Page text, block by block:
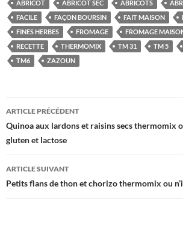
ABRICOT ABRICOT SEC ABRICOTS
FACILE
FAÇON BOURSIN FAIT MAISON
FINES HERBES
FROMAGE FROMAGE
RECETTE
THERMOMIX TM 31 TM 5
TM6
ZAZOUN
Navigation
des
articles
ARTICLE PRÉCÉDENT
Quinoa aux lardons et raisins secs thermomix
gluten et lactose
ARTICLE SUIVANT
Petits flans de thon et chorizo thermomix ou